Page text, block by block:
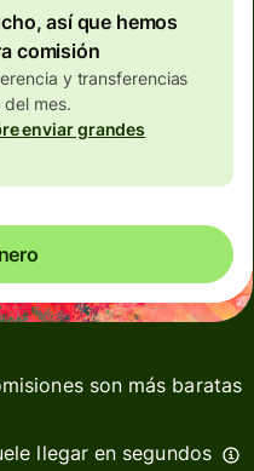
así que hemos
comisión
y transferencias
mes.
enviar grandes
son más baratas
llegar en segundos